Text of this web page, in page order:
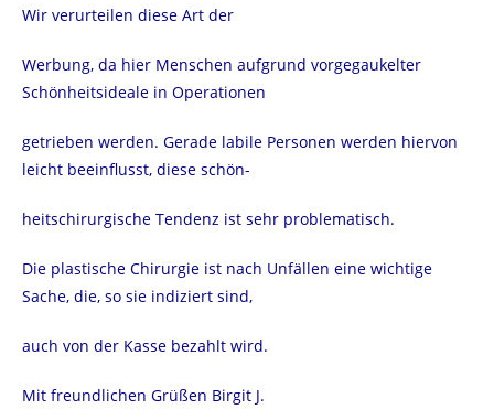
Wir verurteilen diese Art der
Werbung, da hier Menschen aufgrund vorgegaukelter
Schönheitsideale in Operationen
getrieben werden. Gerade labile Personen werden hiervon
leicht beeinflusst, diese schön-
heitschirurgische Tendenz ist sehr problematisch.
Die plastische Chirurgie ist nach Unfällen eine wichtige
Sache, die, so sie indiziert sind,
auch von der Kasse bezahlt wird.
Mit freundlichen Grüßen Birgit J.